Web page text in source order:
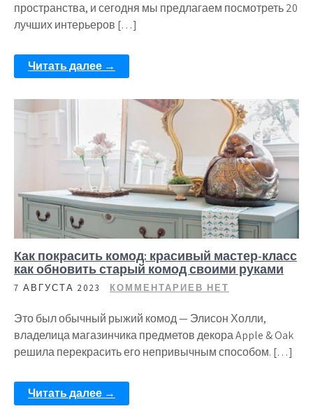
пространства, и сегодня мы предлагаем посмотреть 20
лучших интерьеров […]
Читать далее →
Как покрасить комод: красивый мастер-класс
как обновить старый комод своими руками
7 АВГУСТА 2023 КОММЕНТАРИЕВ НЕТ
Это был обычный рыжий комод — Элисон Холли,
владелица магазинчика предметов декора Apple & Oak
решила перекрасить его непривычным способом. […]
Читать далее →